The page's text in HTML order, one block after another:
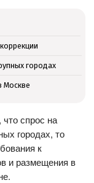
городах
Москве
спрос на
городах, то
к
и размещения в